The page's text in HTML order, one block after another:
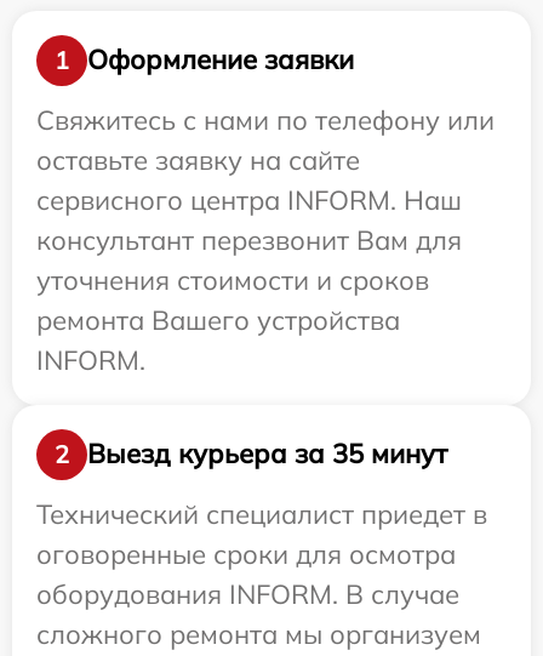
1
Оформление заявки
Свяжитесь с нами по телефону или
оставьте заявку на сайте
сервисного центра INFORM. Наш
консультант перезвонит Вам для
уточнения стоимости и сроков
ремонта Вашего устройства
INFORM.
2
Выезд курьера за 35 минут
Технический специалист приедет в
оговоренные сроки для осмотра
оборудования INFORM. В случае
сложного ремонта мы организуем